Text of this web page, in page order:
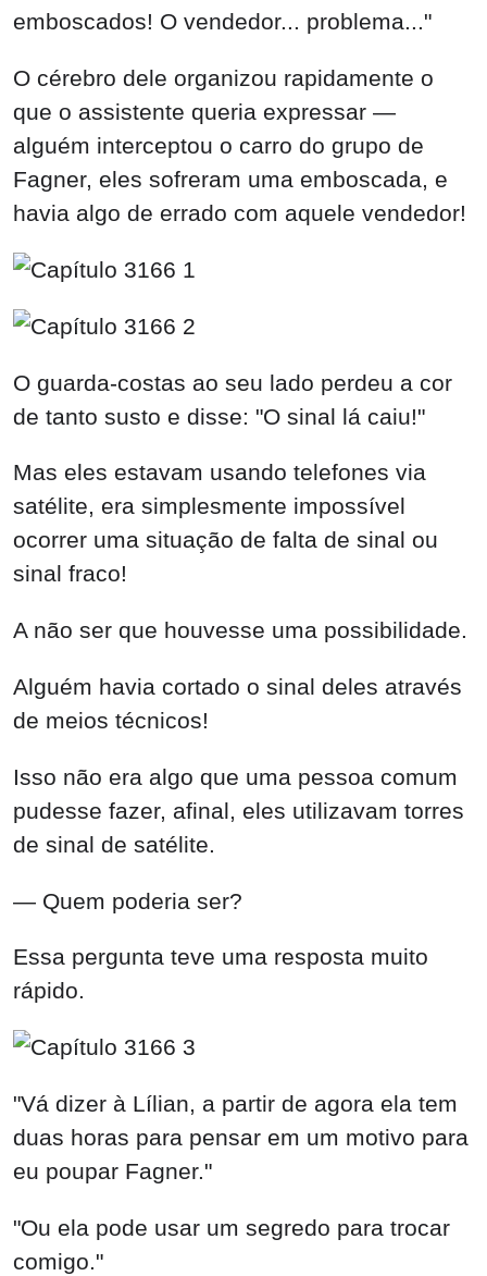
emboscados! O vendedor... problema..."
O cérebro dele organizou rapidamente o
que o assistente queria expressar —
alguém interceptou o carro do grupo de
Fagner, eles sofreram uma emboscada, e
havia algo de errado com aquele vendedor!
"Vá dizer à Lílian, a partir de agora ela tem
duas horas para pensar em um motivo para
eu poupar Fagner."
"Ou ela pode usar um segredo para trocar
comigo."